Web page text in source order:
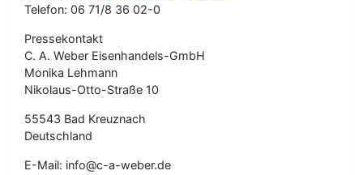
Telefon: 06 71/8 36 02-0
Pressekontakt
C. A. Weber Eisenhandels-GmbH
Monika Lehmann
Nikolaus-Otto-Straße 10
55543 Bad Kreuznach
Deutschland
E-Mail: info@c-a-weber.de